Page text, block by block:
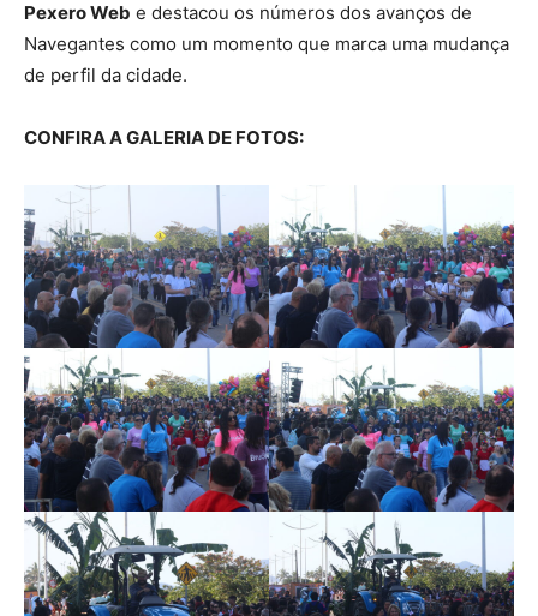
Pexero Web e destacou os números dos avanços de
Navegantes como um momento que marca uma mudança
de perfil da cidade.
CONFIRA A GALERIA DE FOTOS: